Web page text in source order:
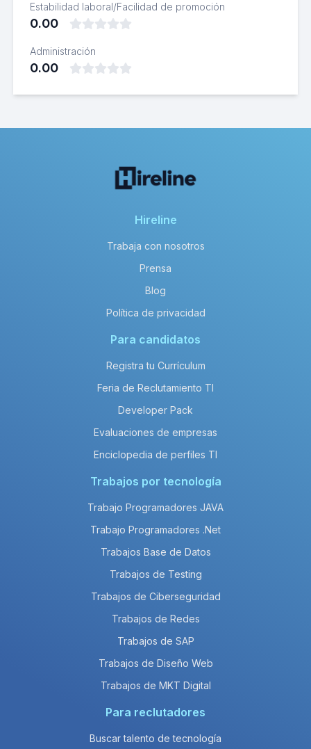
Estabilidad laboral/Facilidad de promoción
0.00
Administración
0.00
Hireline
Trabaja con nosotros
Prensa
Blog
Política de privacidad
Para candidatos
Registra tu Currículum
Feria de Reclutamiento TI
Developer Pack
Evaluaciones de empresas
Enciclopedia de perfiles TI
Trabajos por tecnología
Trabajo Programadores JAVA
Trabajo Programadores .Net
Trabajos Base de Datos
Trabajos de Testing
Trabajos de Ciberseguridad
Trabajos de Redes
Trabajos de SAP
Trabajos de Diseño Web
Trabajos de MKT Digital
Para reclutadores
Buscar talento de tecnología